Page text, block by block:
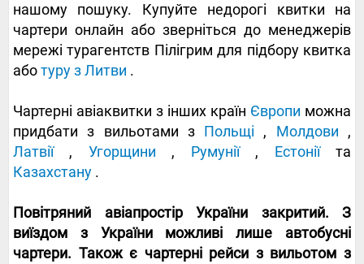
нашому пошуку. Купуйте недорогі квитки на
чартери онлайн або зверніться до менеджерів
мережі турагентств Пілігрим для підбору квитка
аботуру з Литви .
Чартерні авіаквитки з інших країн Європи можна
придбати з вильотами з Польщі , Молдови ,
Латвії, Угорщини , Румунії, Естоніїта
Казахстану .
Повітряний авіапростір України закритий. З
виїздом з України можливі лише автобусні
чартери. Також є чартерні рейси з вильотом з